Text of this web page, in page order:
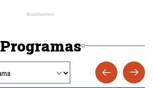
Programas